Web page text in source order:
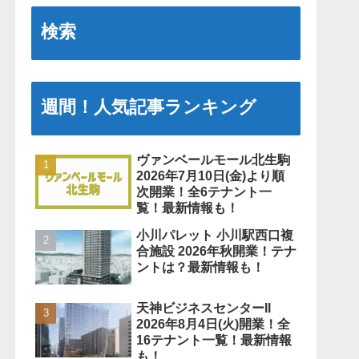
検索
週間！人気記事ランキング
ヴァンベールモール北生駒
2026年7月10日(金)より順
次開業！全6テナント一
覧！最新情報も！
小川パレット 小川駅西口複
合施設 2026年秋開業！テナ
ントは？最新情報も！
天神ビジネスセンターII
2026年8月4日(火)開業！全
16テナント一覧！最新情報
も！